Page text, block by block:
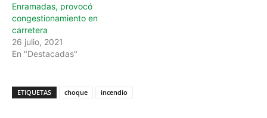
Enramadas, provocó
congestionamiento en
carretera
26 julio, 2021
En "Destacadas"
ETIQUETAS choque incendio